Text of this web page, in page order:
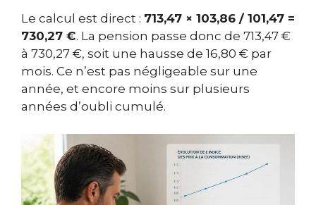
Le calcul est direct : 713,47 × 103,86 / 101,47 =
730,27 €. La pension passe donc de 713,47 €
à 730,27 €, soit une hausse de 16,80 € par
mois. Ce n’est pas négligeable sur une
année, et encore moins sur plusieurs
années d’oubli cumulé.